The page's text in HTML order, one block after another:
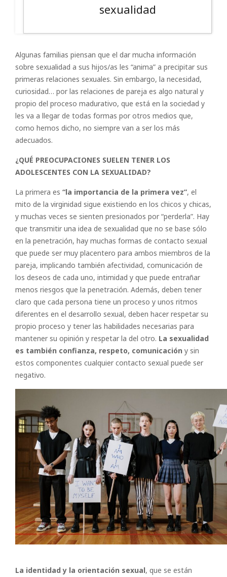
sexualidad
Algunas familias piensan que el dar mucha información
sobre sexualidad a sus hijos/as les “anima” a precipitar sus
primeras relaciones sexuales. Sin embargo, la necesidad,
curiosidad… por las relaciones de pareja es algo natural y
propio del proceso madurativo, que está en la sociedad y
les va a llegar de todas formas por otros medios que,
como hemos dicho, no siempre van a ser los más
adecuados.
¿QUÉ PREOCUPACIONES SUELEN TENER LOS
ADOLESCENTES CON LA SEXUALIDAD?
La primera es “la importancia de la primera vez”, el
mito de la virginidad sigue existiendo en los chicos y chicas,
y muchas veces se sienten presionados por “perderla”. Hay
que transmitir una idea de sexualidad que no se base sólo
en la penetración, hay muchas formas de contacto sexual
que puede ser muy placentero para ambos miembros de la
pareja, implicando también afectividad, comunicación de
los deseos de cada uno, intimidad y que puede entrañar
menos riesgos que la penetración. Además, deben tener
claro que cada persona tiene un proceso y unos ritmos
diferentes en el desarrollo sexual, deben hacer respetar su
propio proceso y tener las habilidades necesarias para
mantener su opinión y respetar la del otro. La sexualidad
es también confianza, respeto, comunicación y sin
estos componentes cualquier contacto sexual puede ser
negativo.
La identidad y la orientación sexual, que se están